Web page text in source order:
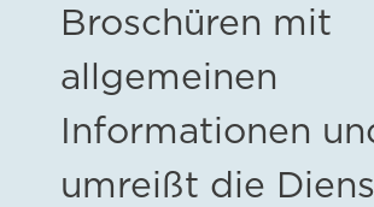
Broschüren mit
allgemeinen
Informationen
umreißt die